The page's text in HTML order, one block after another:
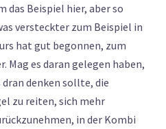
das Beispiel hier, aber so
versteckter zum Beispiel in
hat gut begonnen, zum
Mag es daran gelegen haben,
denken sollte, die
zu reiten, sich mehr
in der Kombi